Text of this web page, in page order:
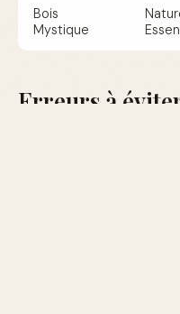
Bois
Mystique
Erreurs à